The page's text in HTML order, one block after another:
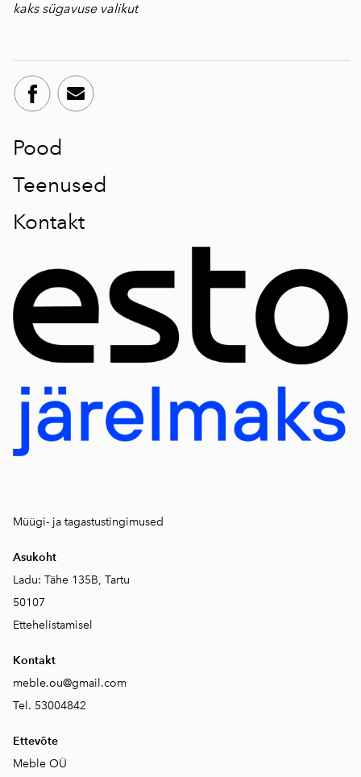
kaks sügavuse valikut
Pood
Teenused
Kontakt
Müügi- ja tagastustingimused
Asukoht
Ladu: Tähe 135B, Tartu
50107
Ettehelistamisel
Kontakt
meble.ou@gmail.com
Tel. 53004842
Ettevõte
Meble OÜ